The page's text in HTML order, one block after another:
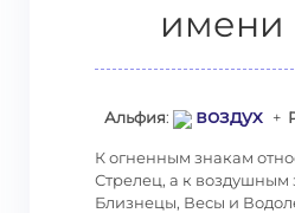
имени
Альфия: воздух+
К огненным знакам
Стрелец, а к воздушным
Близнецы, Весы и